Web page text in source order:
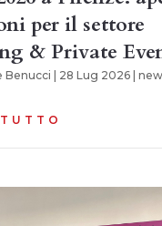
per il settore
& Private
Benucci 28 Lug 2026|